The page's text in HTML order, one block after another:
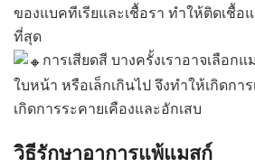
ของแบคทีเรียและเชื้อรา ทำให้ติดเชื้อ
ที่สุด
การเสียดสี บางครั้งเราอาจเลือ
ใบหน้า หรือเล็กเกินไป จึงทำให้เกิดกา
เกิดการระคายเคืองและอักเสบ
วิธีรักษาอาการแพ้แมสก์